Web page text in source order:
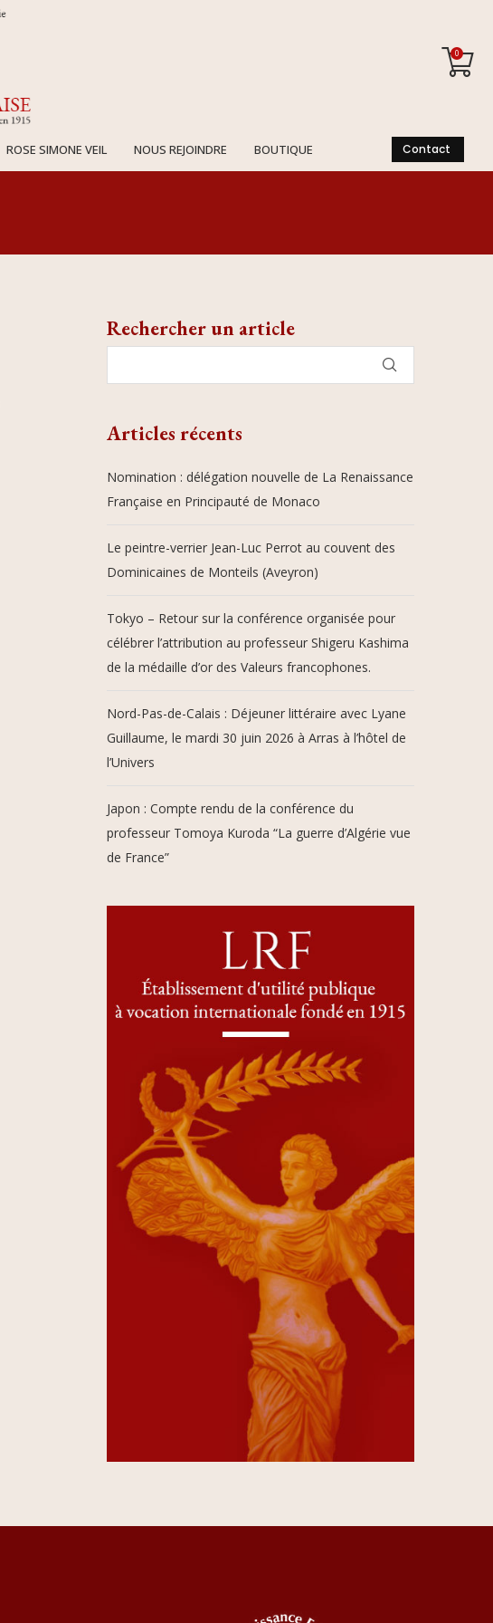
0
ROSE SIMONE VEIL NOUS REJOINDRE BOUTIQUE Contact
Rechercher un article
Articles récents
Nomination : délégation nouvelle de La Renaissance
Française en Principauté de Monaco
Le peintre-verrier Jean-Luc Perrot au couvent des
Dominicaines de Monteils (Aveyron)
Tokyo – Retour sur la conférence organisée pour
célébrer l’attribution au professeur Shigeru Kashima
de la médaille d’or des Valeurs francophones.
Nord-Pas-de-Calais : Déjeuner littéraire avec Lyane
Guillaume, le mardi 30 juin 2026 à Arras à l’hôtel de
l’Univers
Japon : Compte rendu de la conférence du
professeur Tomoya Kuroda “La guerre d’Algérie vue
de France”